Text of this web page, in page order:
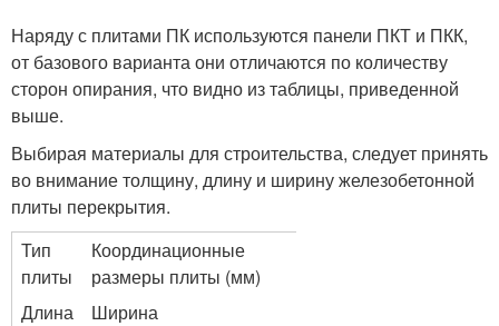
Наряду с плитами ПК используются панели ПКТ и ПКК,
от базового варианта они отличаются по количеству
сторон опирания, что видно из таблицы, приведенной
выше.
Выбирая материалы для строительства, следует принять
во внимание толщину, длину и ширину железобетонной
плиты перекрытия.
Тип
плиты
Координационные
размеры плиты (мм)
Длина
Ширина